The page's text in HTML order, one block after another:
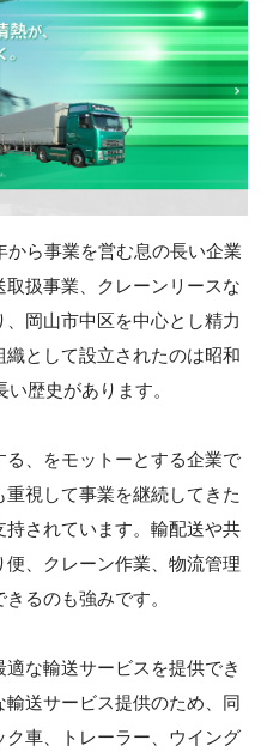
から事業を営む息の長い企業
扱事業、クレーンリースな
岡山市中区を中心とし精力
として設立されたのは昭和
歴史があります。
、をモットーとする企業で
視して事業を継続してきた
されています。輸配送や共
、クレーン作業、物流管理
るのも強みです。
な輸送サービスを提供でき
送サービス提供のため、同
車、トレーラー、ウイング